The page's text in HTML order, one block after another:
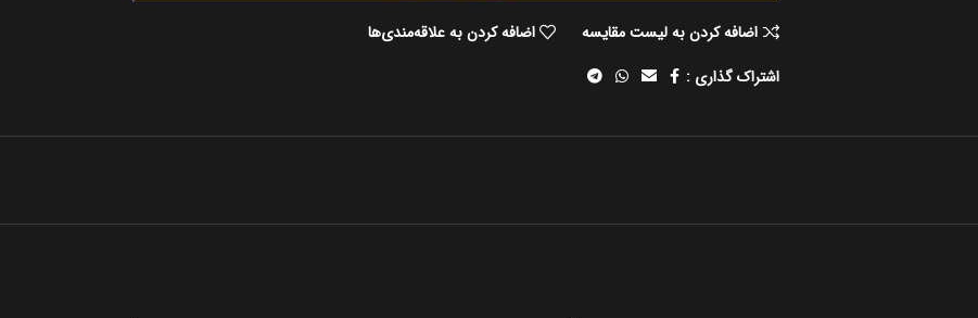
اضافه کردن به لیست مقایسه
اضافه کردن به علاقه‌مندی‌ها
اشتراک گذاری :